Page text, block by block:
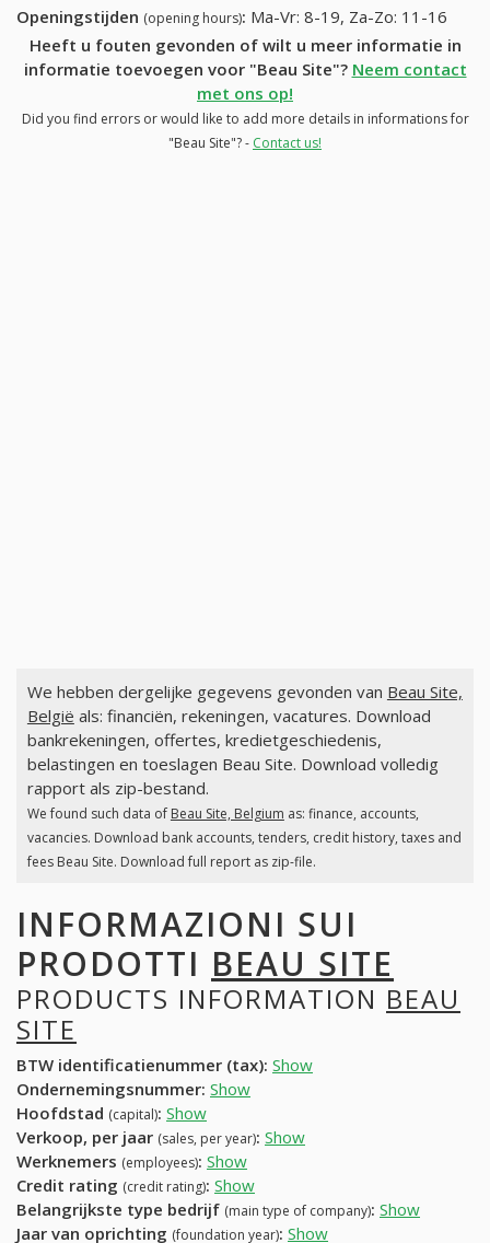
Openingstijden (opening hours): Ma-Vr: 8-19, Za-Zo: 11-16
Heeft u fouten gevonden of wilt u meer informatie in
informatie toevoegen voor "Beau Site"? Neem contact
met ons op!
Did you find errors or would like to add more details in informations for
"Beau Site"? - Contact us!
We hebben dergelijke gegevens gevonden van Beau Site,
België als: financiën, rekeningen, vacatures. Download
bankrekeningen, offertes, kredietgeschiedenis,
belastingen en toeslagen Beau Site. Download volledig
rapport als zip-bestand.
We found such data of Beau Site, Belgium as: finance, accounts,
vacancies. Download bank accounts, tenders, credit history, taxes and
fees Beau Site. Download full report as zip-file.
INFORMAZIONI SUI
PRODOTTI BEAU SITE
PRODUCTS INFORMATION BEAU
SITE
BTW identificatienummer (tax): Show
Ondernemingsnummer: Show
Hoofdstad (capital): Show
Verkoop, per jaar (sales, per year): Show
Werknemers (employees): Show
Credit rating (credit rating): Show
Belangrijkste type bedrijf (main type of company): Show
Jaar van oprichting (foundation year): Show